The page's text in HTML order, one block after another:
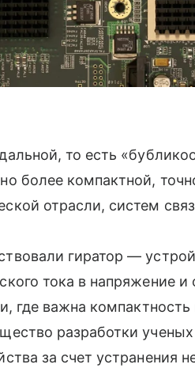
то есть
более компактной,
отрасли, систем
гиратор —
тока в напряжение и
где важна компактность
разработки
за счет устранения